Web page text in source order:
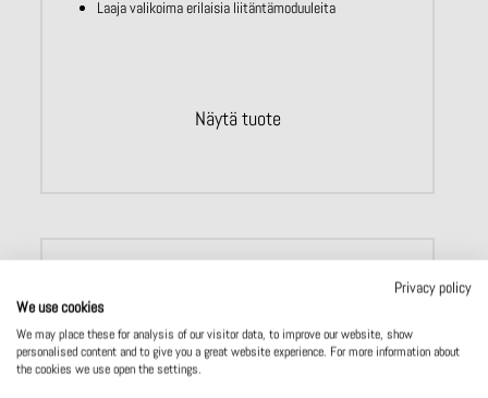
Laaja valikoima erilaisia liitäntämoduuleita
Näytä tuote
Privacy policy
We use cookies
We may place these for analysis of our visitor data, to improve our website, show
personalised content and to give you a great website experience. For more information about
the cookies we use open the settings.